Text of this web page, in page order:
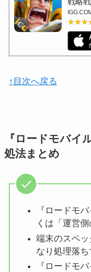
↑目次へ戻る
『ロードモバイ
処法まとめ
『ロードモ
くは「運営
端末のスペッ
なり処理落
『ロードモ